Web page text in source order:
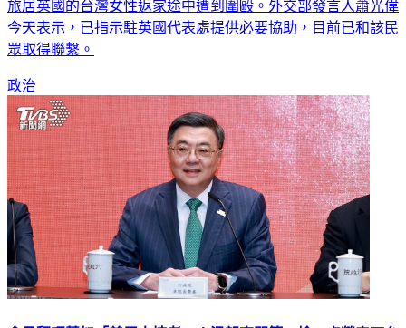
旅居英國的台灣女性返家途中遭到圍毆。外交部發言人蕭光偉
今天表示，已指示駐英國代表處提供必要協助，目前已和該民
眾取得聯繫。
政治